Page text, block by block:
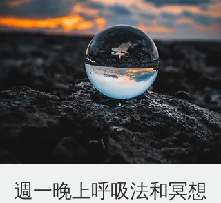
週一晚上呼吸法和冥想